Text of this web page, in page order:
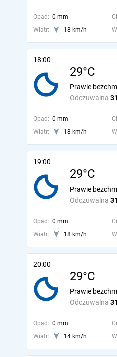
Opad: 0 mm
Wiatr:
18 km/h
18:00
29°C
Odczuwalna
Prawie
Opad: 0 mm
Wiatr:
18 km/h
19:00
29°C
Odczuwalna
Prawie
Opad: 0 mm
Wiatr:
18 km/h
20:00
29°C
Odczuwalna
Prawie
Opad: 0 mm
Wiatr:
14 km/h